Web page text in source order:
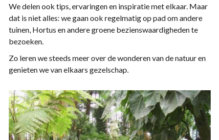
We delen ook tips, ervaringen en inspiratie met elkaar. Maar
dat is niet alles: we gaan ook regelmatig op pad om andere
tuinen, Hortus en andere groene bezienswaardigheden te
bezoeken.
Zo leren we steeds meer over de wonderen van de natuur en
genieten we van elkaars gezelschap.